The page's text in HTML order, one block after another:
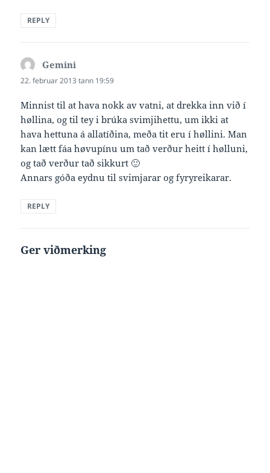
REPLY
Gemini
22. februar 2013 tann 19:59
Minnist til at hava nokk av vatni, at drekka inn við í
høllina, og til tey i brúka svimjihettu, um ikki at
hava hettuna á allatíðina, meða tit eru í høllini. Man
kan lætt fáa høvupínu um tað verður heitt í hølluni,
og tað verður tað sikkurt 🙂
Annars góða eydnu til svimjarar og fyryreikarar.
REPLY
Ger viðmerking